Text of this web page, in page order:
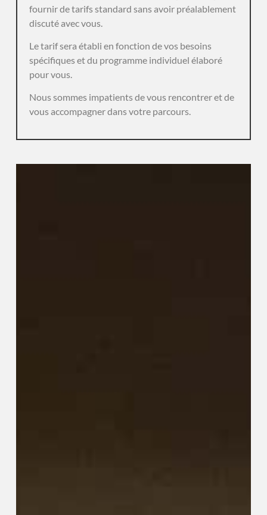
fournir de tarifs standard sans avoir préalablement
discuté avec vous.
Le tarif sera établi en fonction de vos besoins
spécifiques et du programme individuel élaboré
pour vous.
Nous sommes impatients de vous rencontrer et de
vous accompagner dans votre parcours.